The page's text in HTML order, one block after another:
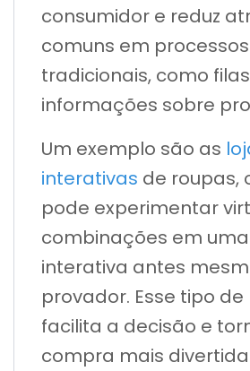
consumidor e reduz
comuns em
tradicionais, como
informações sobre
Um exemplo são as
interativas de roupas,
pode experimentar
combinações em
interativa antes
provador. Esse tipo de
facilita a decisão e
compra mais